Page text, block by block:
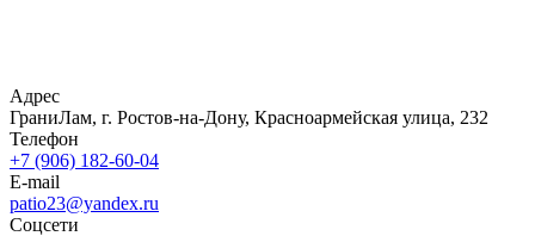
Адрес
ГраниЛам, г. Ростов-на-Дону, Красноармейская улица, 232
Телефон
+7 (906) 182-60-04
E-mail
patio23@yandex.ru
Соцсети